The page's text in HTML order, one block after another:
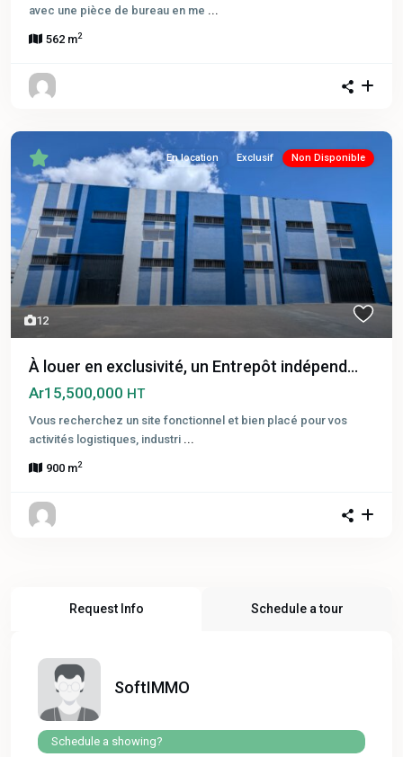
avec une pièce de bureau en me ...
562 m2
12
En location Exclusif Non Disponible
À louer en exclusivité, un Entrepôt indépend...
Ar15,500,000 HT
Vous recherchez un site fonctionnel et bien placé pour vos
activités logistiques, industri ...
900 m2
Request Info Schedule a tour
SoftIMMO
Schedule a showing?